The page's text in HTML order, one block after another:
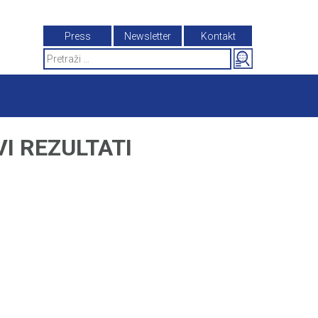
Press Newsletter
Kontakt
Search
for:
REZULTATI